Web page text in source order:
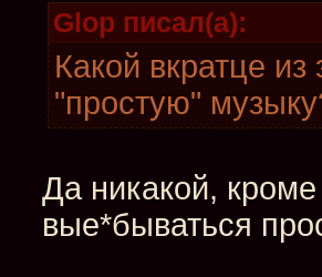
Glop писал(а):
Какой вкратце
"простую"
Да никакой,
вые*бываться